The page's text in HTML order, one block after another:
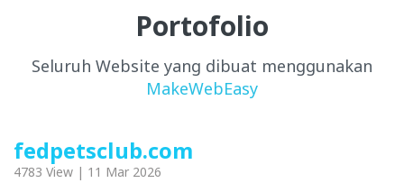
Portofolio
Seluruh Website yang dibuat menggunakan
MakeWebEasy
fedpetsclub.com
4783 View | 11 Mar 2026